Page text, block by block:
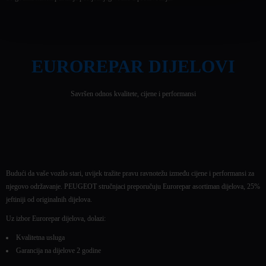
EUROREPAR DIJELOVI
Savršen odnos kvalitete, cijene i performansi
Budući da vaše vozilo stari, uvijek tražite pravu ravnotežu između cijene i performansi za
njegovo održavanje. PEUGEOT stručnjaci preporučuju Eurorepar asortiman dijelova, 25%
jeftiniji od originalnih dijelova.
Uz izbor Eurorepar dijelova, dolazi:
Kvalitetna usluga
Garancija na dijelove 2 godine